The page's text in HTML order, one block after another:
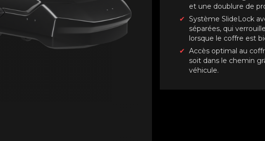
et une doublure de
Système SlideLock
séparées, qui
lorsque le coffre est
Accès optimal au
soit dans le chemin
véhicule.